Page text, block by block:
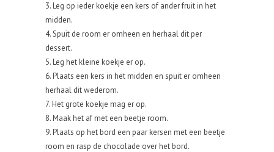
3. Leg op ieder koekje een kers of ander fruit in het
midden.
4. Spuit de room er omheen en herhaal dit per
dessert.
5. Leg het kleine koekje er op.
6. Plaats een kers in het midden en spuit er omheen
herhaal dit wederom.
7. Het grote koekje mag er op.
8. Maak het af met een beetje room.
9. Plaats op het bord een paar kersen met een beetje
room en rasp de chocolade over het bord.